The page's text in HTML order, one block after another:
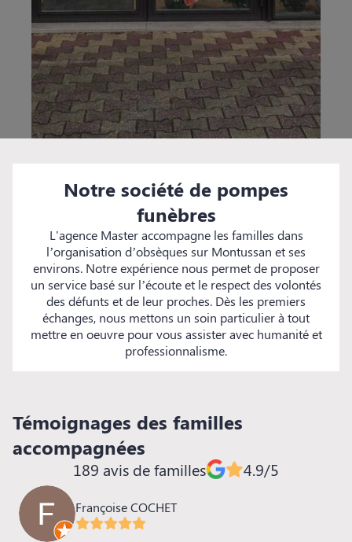
Notre société de pompes
funèbres
L'agence Master accompagne les familles dans
l’organisation d’obsèques sur Montussan et ses
environs. Notre expérience nous permet de proposer
un service basé sur l’écoute et le respect des volontés
des défunts et de leur proches. Dès les premiers
échanges, nous mettons un soin particulier à tout
mettre en oeuvre pour vous assister avec humanité et
professionnalisme.
Témoignages des familles
accompagnées
189 avis de familles 4.9/5
Françoise COCHET